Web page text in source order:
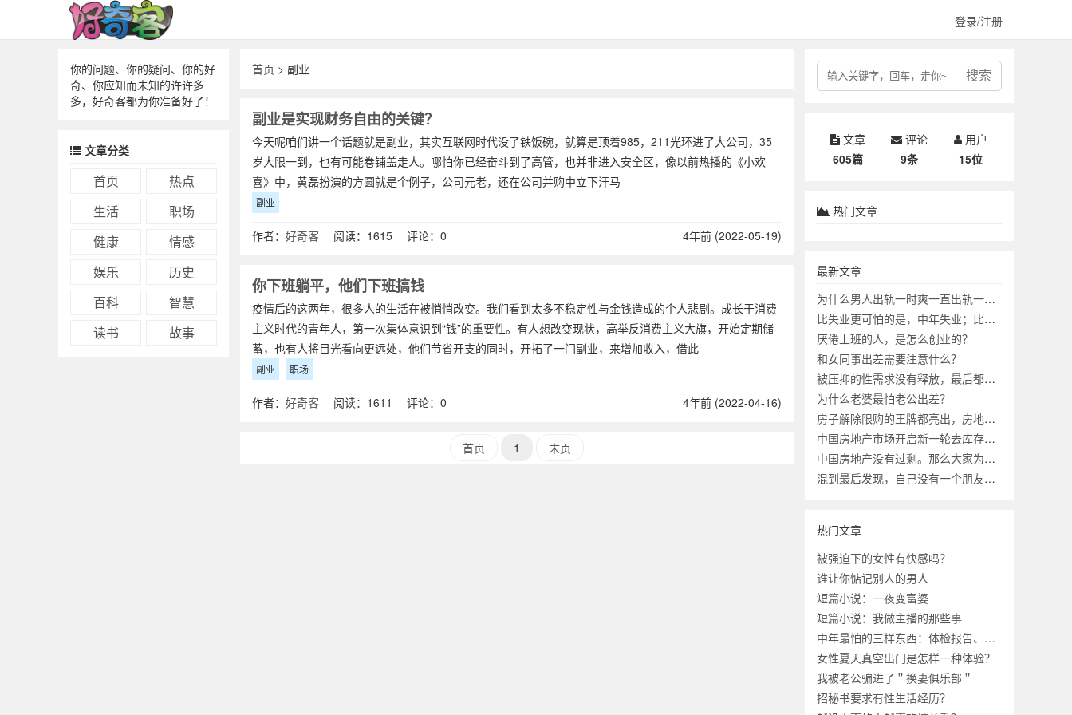
登录/注册
你的问题、你的疑问、你的好
奇、你应知而未知的许许多
多，好奇客都为你准备好了！
文章分类
首页
热点
生活
职场
健康
情感
娱乐
历史
百科
智慧
读书
故事
首页 > 副业
副业是实现财务自由的关键？
今天呢咱们讲一个话题就是副业，其实互联网时代没了铁饭碗，就算是顶着985，211光环进了大公司，35
岁大限一到，也有可能卷铺盖走人。哪怕你已经奋斗到了高管，也并非进入安全区，像以前热播的《小欢
喜》中，黄磊扮演的方圆就是个例子，公司元老，还在公司并购中立下汗马
副业
作者： 好奇客 阅读：1615 评论：0 4年前 (2022-05-19)
你下班躺平，他们下班搞钱
疫情后的这两年，很多人的生活在被悄悄改变。我们看到太多不稳定性与金钱造成的个人悲剧。成长于消费
主义时代的青年人，第一次集体意识到“钱”的重要性。有人想改变现状，高举反消费主义大旗，开始定期储
蓄，也有人将目光看向更远处，他们节省开支的同时，开拓了一门副业，来增加收入，借此
副业 职场
作者： 好奇客 阅读：1611 评论：0 4年前 (2022-04-16)
首页 1 末页
搜索
文章
605篇
评论
9条
用户
15位
热门文章
最新文章
为什么男人出轨一时爽一直出轨一直爽？
比失业更可怕的是，中年失业；比中年失业更可怕的是？
厌倦上班的人，是怎么创业的？
和女同事出差需要注意什么？
被压抑的性需求没有释放，最后都去哪了？
为什么老婆最怕老公出差？
房子解除限购的王牌都亮出，房地产市场会迎来第二春吗？
中国房地产市场开启新一轮去库存有何意义？
中国房地产没有过剩。那么大家为啥不买房？
混到最后发现，自己没有一个朋友，究竟正不正常？
热门文章
被强迫下的女性有快感吗？
谁让你惦记别人的男人
短篇小说：一夜变富婆
短篇小说：我做主播的那些事
中年最怕的三样东西：体检报告、工资条、成绩单
女性夏天真空出门是怎样一种体验？
我被老公骗进了＂换妻俱乐部＂
招秘书要求有性生活经历？